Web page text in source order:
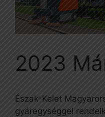
2023
Észak-Kelet
gyáregységgel